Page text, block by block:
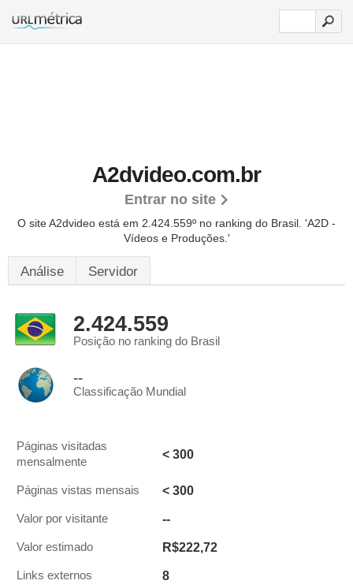
A2dvideo.com.br
Entrar no site
O site A2dvideo está em 2.424.559º no ranking do Brasil. 'A2D -
Vídeos e Produções.'
Análise Servidor
2.424.559
Posição no ranking do Brasil
--
Classificação Mundial
Páginas visitadas
mensalmente
< 300
Páginas vistas mensais < 300
Valor por visitante --
Valor estimado R$222,72
Links externos 8